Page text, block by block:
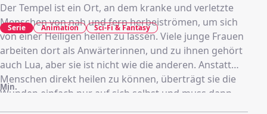
Der Tempel ist ein Ort, an dem kranke und verletzte
Menschen von nah und fern herbeiströmen, um sich
von einer Heiligen heilen zu lassen. Viele junge Frauen
arbeiten dort als Anwärterinnen, und zu ihnen gehört
auch Lua, aber sie ist nicht wie die anderen. Anstatt
Menschen direkt heilen zu können, überträgt sie die
Wunden einfach nur auf sich selbst und muss dann
Min.
Serie Animation Sci-Fi & Fantasy